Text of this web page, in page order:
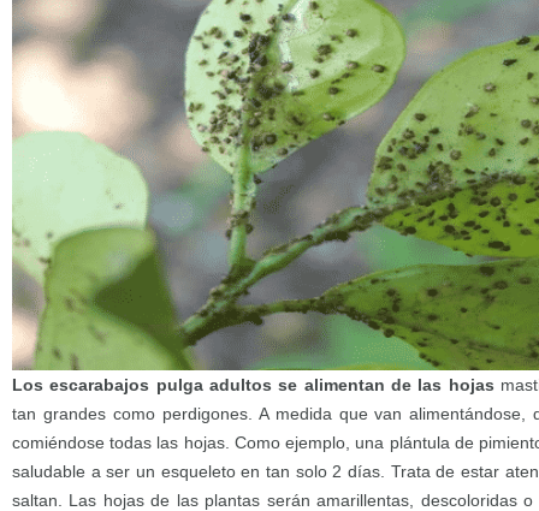
Los escarabajos pulga adultos se alimentan de las hojas
tan grandes como perdigones. A medida que van alimentándose,
comiéndose todas las hojas. Como ejemplo, una plántula de
saludable a ser un esqueleto en tan solo 2 días. Trata de estar
saltan. Las hojas de las plantas serán amarillentas, descoloridas